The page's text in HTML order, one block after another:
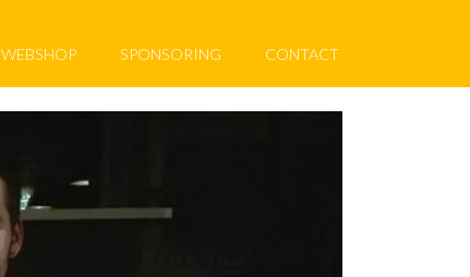
WEBSHOP SPONSORING CONTACT